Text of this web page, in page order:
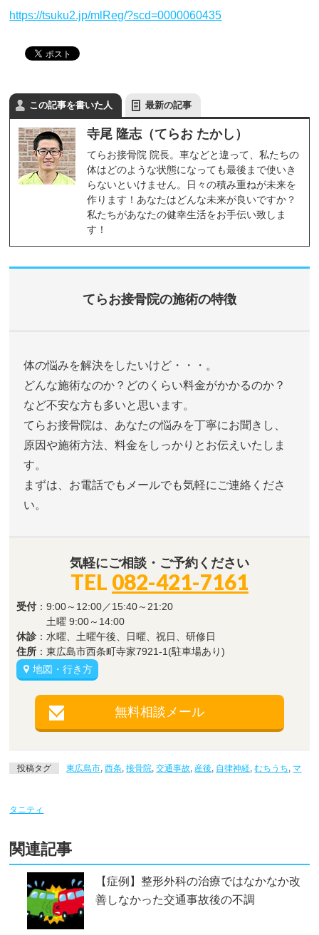
https://tsuku2.jp/mlReg/?scd=0000060435
この記事を書いた人 最新の記事
寺尾 隆志（てらお たかし）
てらお接骨院 院長。車などと違って、私たちの
体はどのような状態になっても最後まで使いき
らないといけません。日々の積み重ねが未来を
作ります！あなたはどんな未来が良いですか？
私たちがあなたの健幸生活をお手伝い致しま
す！
てらお接骨院の施術の特徴
体の悩みを解決をしたいけど・・・。
どんな施術なのか？どのくらい料金がかかるのか？
など不安な方も多いと思います。
てらお接骨院は、あなたの悩みを丁寧にお聞きし、
原因や施術方法、料金をしっかりとお伝えいたしま
す。
まずは、お電話でもメールでも気軽にご連絡くださ
い。
気軽にご相談・ご予約ください
TEL 082-421-7161
受付 ：9:00～12:00／15:40～21:20
土曜 9:00～14:00
休診 ：水曜、土曜午後、日曜、祝日、研修日
住所 ：東広島市西条町寺家7921-1(駐車場あり)
地図・行き方
無料相談メール
投稿タグ 東広島市 ,西条 ,接骨院 ,交通事故 産後 自律神経 ,むちうち マ
タニティ
関連記事
【症例】整形外科の治療ではなかなか改
善しなかった交通事故後の不調